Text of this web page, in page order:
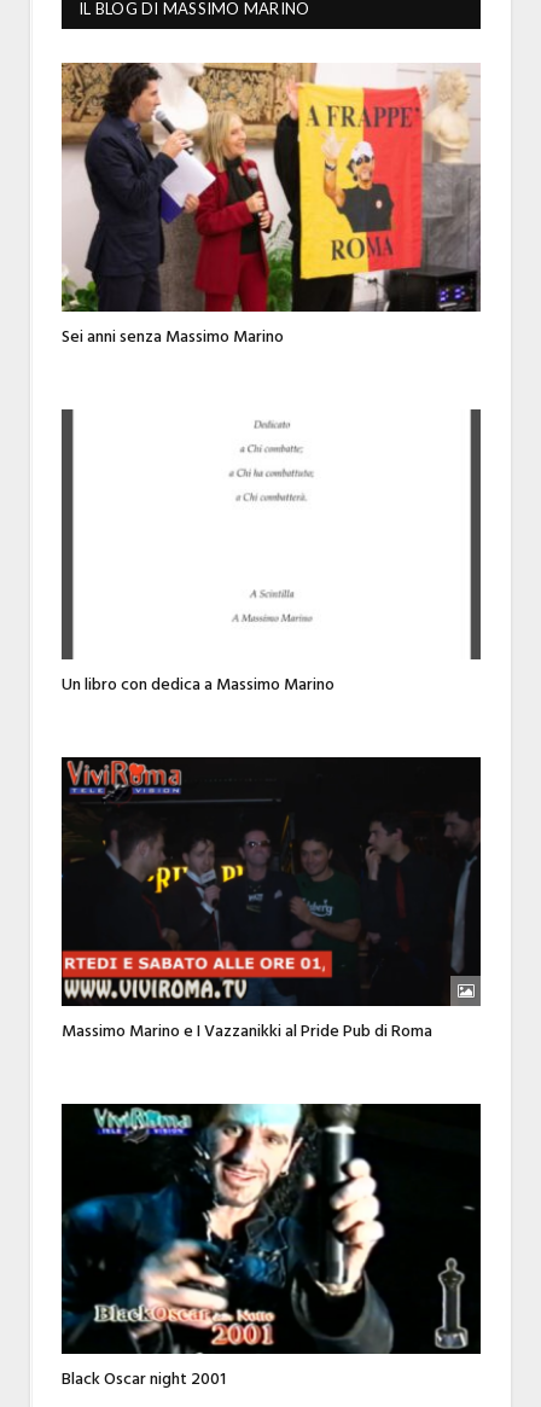
IL BLOG DI MASSIMO MARINO
Sei anni senza Massimo Marino
Un libro con dedica a Massimo Marino
Massimo Marino e I Vazzanikki al Pride Pub di Roma
Black Oscar night 2001